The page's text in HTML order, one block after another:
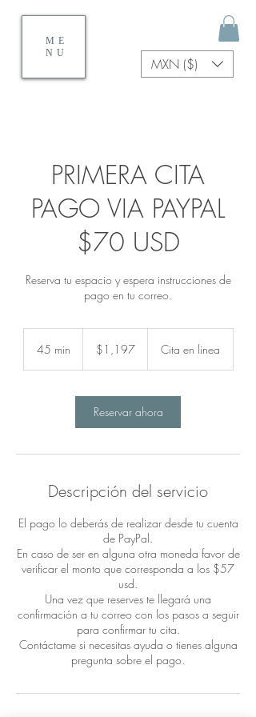
MXN ($)
ME
NU
PRIMERA CITA
PAGO VIA PAYPAL
$70 USD
Reserva tu espacio y espera instrucciones de
pago en tu correo.
45 min
m
n
pesos
mexicanos
$1,197 Cita en linea
Reservar ahora
Descripción del servicio
El pago lo deberás de realizar desde tu cuenta
de PayPal.
En caso de ser en alguna otra moneda favor de
verificar el monto que corresponda a los $57
usd.
Una vez que reserves te llegará una
confirmación a tu correo con los pasos a seguir
para confirmar tu cita.
Contáctame si necesitas ayuda o tienes alguna
pregunta sobre el pago.